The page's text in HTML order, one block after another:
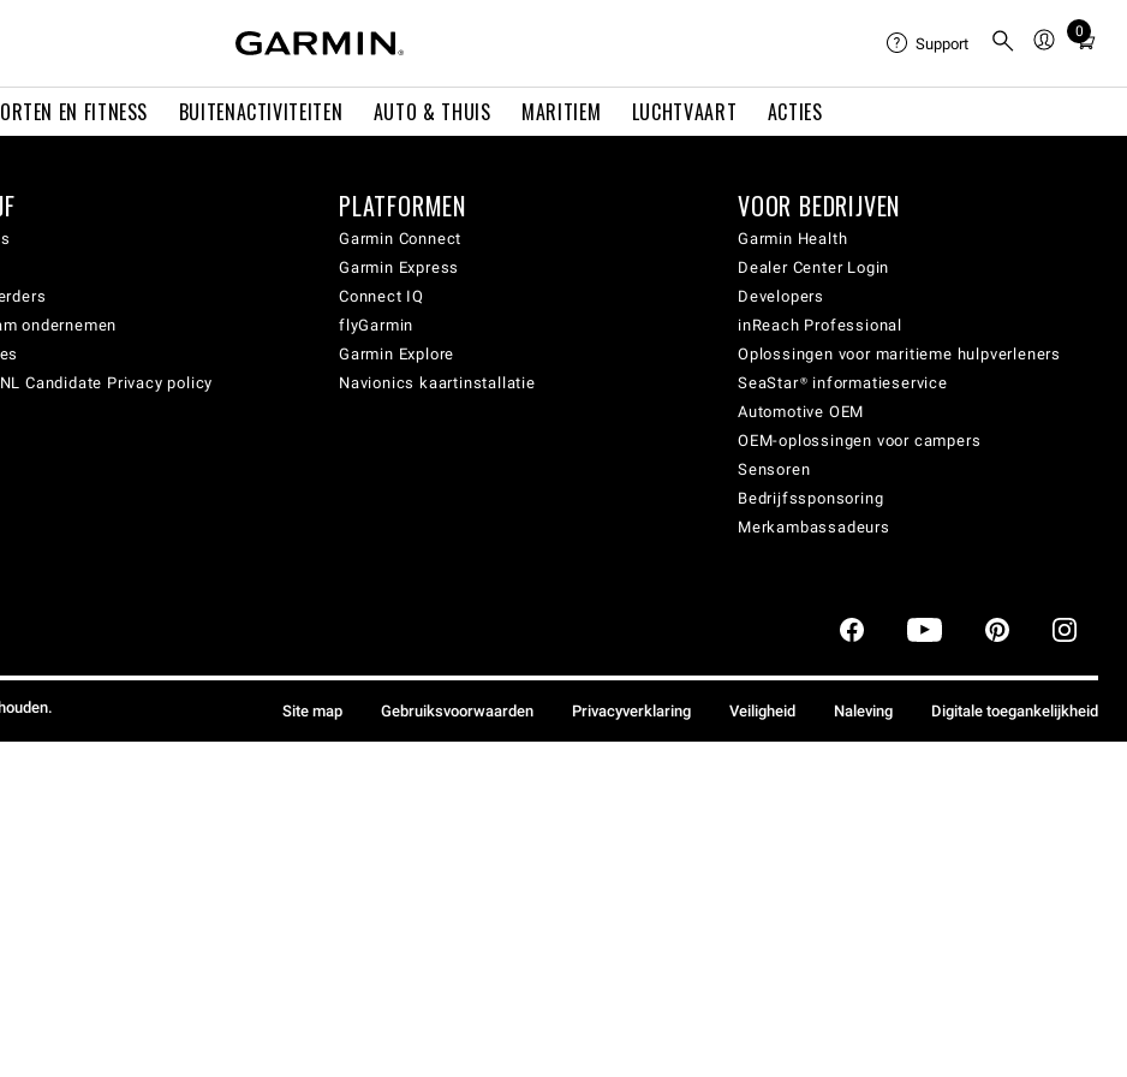
EN FITNESS BUITENACTIVITEITEN AUTO & THUIS MARITIEM LUCHTVAART ACTIES
Support
0
Total
cart:
ondernemen
Candidate Privacy policy
PLATFORMEN
Garmin Connect
Garmin Express
Connect IQ
flyGarmin
Garmin Explore
Navionics kaartinstallatie
VOOR BEDRIJVEN
Garmin Health
Dealer Center Login
Developers
inReach Professional
Oplossingen voor maritieme hulpverleners
SeaStar® informatieservice
Automotive OEM
OEM-oplossingen voor campers
Sensoren
Bedrijfssponsoring
Merkambassadeurs
Site map Gebruiksvoorwaarden Privacyverklaring Veiligheid Naleving Digitale toegankelijkheid